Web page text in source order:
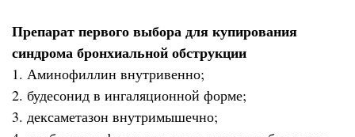
Препарат первого выбора для купирования
синдрома бронхиальной обструкции
1. Аминофиллин внутривенно;
2. будесонид в ингаляционной форме;
3. дексаметазон внутримышечно;